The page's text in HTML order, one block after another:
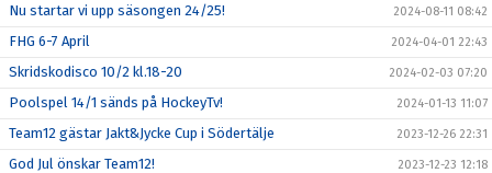
Nu startar vi upp säsongen 24/25! 2024-08-11 08:42
FHG 6-7 April 2024-04-01 22:43
Skridskodisco 10/2 kl.18-20 2024-02-03 07:20
Poolspel 14/1 sänds på HockeyTv! 2024-01-13 11:07
Team12 gästar Jakt&Jycke Cup i Södertälje 2023-12-26 22:31
God Jul önskar Team12! 2023-12-23 12:18